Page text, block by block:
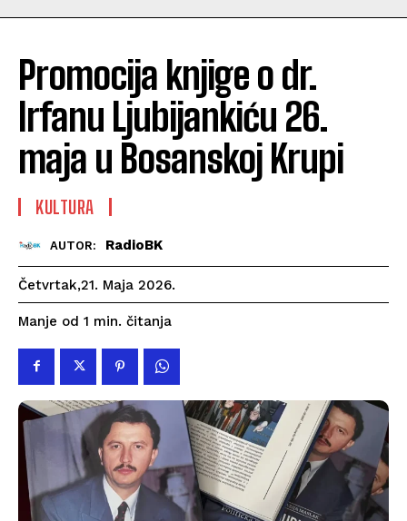
Promocija knjige o dr.
Irfanu Ljubijankiću 26.
maja u Bosanskoj Krupi
KULTURA
AUTOR: RadioBK
Četvrtak,21. Maja 2026.
Manje od 1 min. čitanja